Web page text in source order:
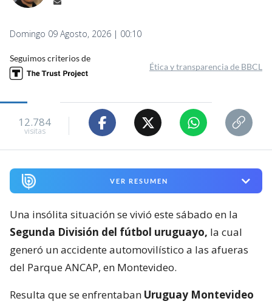
Domingo 09 Agosto, 2026 | 00:10
Seguimos criterios de
Ética y transparencia de BBCL
12.784
visitas
VER RESUMEN
Una insólita situación se vivió este sábado en la
Segunda División del fútbol uruguayo, la cual
generó un accidente automovilístico a las afueras
del Parque ANCAP, en Montevideo.
Resulta que se enfrentaban Uruguay Montevideo